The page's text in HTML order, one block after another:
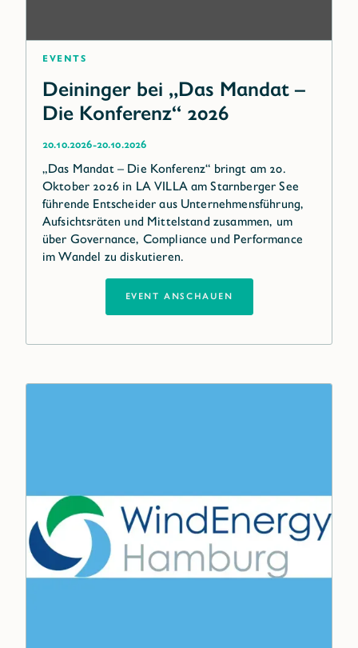
Events
Deininger bei „Das Mandat –
Die Konferenz“ 2026
20.10.2026-20.10.2026
„Das Mandat – Die Konferenz“ bringt am 20.
Oktober 2026 in LA VILLA am Starnberger See
führende Entscheider aus Unternehmensführung,
Aufsichtsräten und Mittelstand zusammen, um
über Governance, Compliance und Performance
im Wandel zu diskutieren.
EVENT ANSCHAUEN